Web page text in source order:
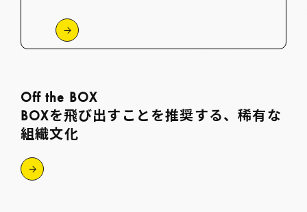
Off the BOX
BOXを飛び出す ことを推奨する、稀有な
組織文化